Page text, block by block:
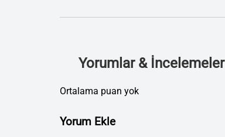
Yorumlar & İncelemeler
Ortalama puan yok
Yorum Ekle